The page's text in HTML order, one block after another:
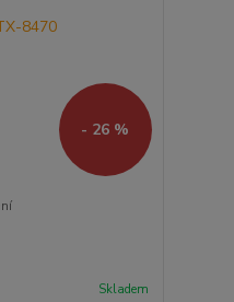
- 26 %
Skladem